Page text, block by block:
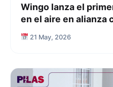
Wingo lanza el
en el aire en alianza
21 May, 2026